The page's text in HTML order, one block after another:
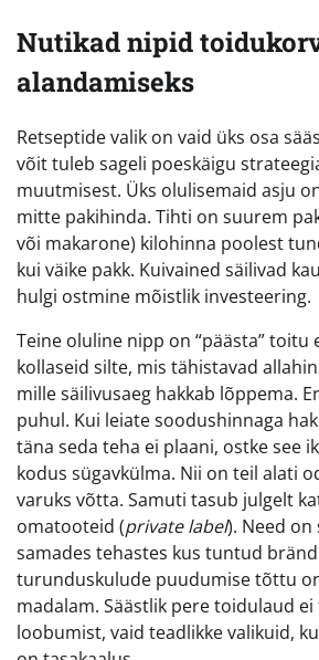
Nutikad nipid
alandamiseks
Retseptide valik on vaid üks osa
võit tuleb sageli poeskäigu
muutmisest. Üks olulisemaid asju
mitte pakihinda. Tihti on suurem
või makarone) kilohinna poolest
kui väike pakk. Kuivained säilivad
hulgi ostmine mõistlik investeering.
Teine oluline nipp on “päästa” toitu
kollaseid silte, mis tähistavad
mille säilivusaeg hakkab lõppema.
puhul. Kui leiate soodushinnaga
täna seda teha ei plaani, ostke see
kodus sügavkülma. Nii on teil alati
varuks võtta. Samuti tasub julgelt
omatooteid (private label). Need
samades tehastes kus tuntud
turunduskulude puudumise tõttu
madalam. Säästlik pere toidulaud
loobumist, vaid teadlikke valikuid,